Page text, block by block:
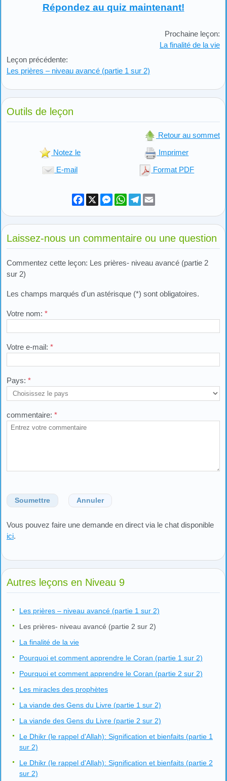
Répondez au quiz maintenant!
Leçon précédente:
Les prières – niveau avancé (partie 1 sur 2)
Prochaine leçon:
La finalité de la vie
Outils de leçon
Retour au sommet
Notez le Imprimer
E-mail Format PDF
Facebook
X Messenger
WhatsApp
Telegram
Laissez-nous un commentaire ou une question
Commentez cette leçon: Les prières- niveau avancé (partie 2
sur 2)
Les champs marqués d'un astérisque (*) sont obligatoires.
Votre nom: *
Votre e-mail: *
Pays: *
commentaire: *
Soumettre Annuler
Vous pouvez faire une demande en direct via le chat disponible
ici.
Autres leçons en Niveau 9
Les prières – niveau avancé (partie 1 sur 2)
Les prières- niveau avancé (partie 2 sur 2)
La finalité de la vie
Pourquoi et comment apprendre le Coran (partie 1 sur 2)
Pourquoi et comment apprendre le Coran (partie 2 sur 2)
Les miracles des prophètes
La viande des Gens du Livre (partie 1 sur 2)
La viande des Gens du Livre (partie 2 sur 2)
Le Dhikr (le rappel d'Allah): Signification et bienfaits (partie 1
sur 2)
Le Dhikr (le rappel d'Allah): Signification et bienfaits (partie 2
sur 2)